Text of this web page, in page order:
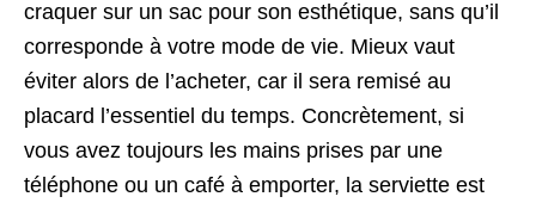
craquer sur un sac pour son esthétique, sans qu’il
corresponde à votre mode de vie. Mieux vaut
éviter alors de l’acheter, car il sera remisé au
placard l’essentiel du temps. Concrètement, si
vous avez toujours les mains prises par une
téléphone ou un café à emporter, la serviette est